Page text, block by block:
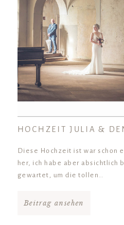
HOCHZEIT JULIA &
Diese Hochzeit ist war schon
her, ich habe aber absichtlich
gewartet, um die tollen…
Beitrag ansehen